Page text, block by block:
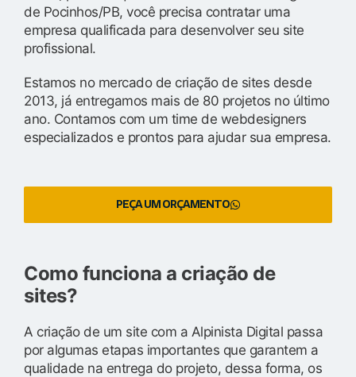
de Pocinhos/PB, você precisa contratar uma
empresa qualificada para desenvolver seu site
profissional.
Estamos no mercado de criação de sites desde
2013, já entregamos mais de 80 projetos no último
ano. Contamos com um time de webdesigners
especializados e prontos para ajudar sua empresa.
PEÇA UM ORÇAMENTO
Como funciona a criação de
sites?
A criação de um site com a Alpinista Digital passa
por algumas etapas importantes que garantem a
qualidade na entrega do projeto, dessa forma, os